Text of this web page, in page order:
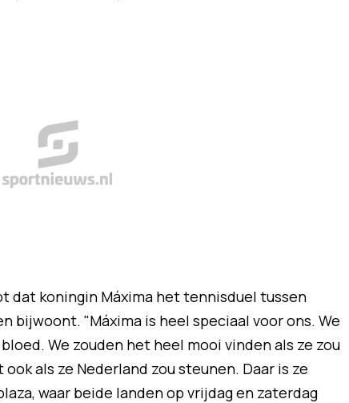
dat koningin Máxima het tennisduel tussen
bijwoont. "Máxima is heel speciaal voor ons. We
We zouden het heel mooi vinden als ze zou
als ze Nederland zou steunen. Daar is ze
waar beide landen op vrijdag en zaterdag